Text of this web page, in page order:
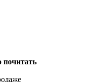
почитать